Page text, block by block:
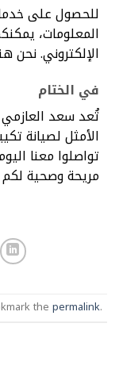
للحصول على
المعلومات،
الإلكتروني. نحن
في الختام
تُعد سعد
الأمثل لصيانة
تواصلوا معنا
مريحة وصحية لكم
the permalink.